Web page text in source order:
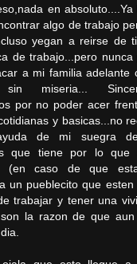
en
algo de trabajo
yegan a reirse de
de trabajo...pero nunca
a mi familia adelante
sin miseria...
por no poder acer
y basicas...no
de mi suegra
que tiene por lo
(en caso de que
un pueblecito que
trabajar y tener una
la razon de que